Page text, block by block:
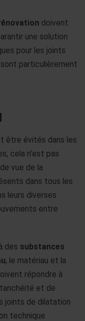
doivent
une solution
pour les joints
particulièrement
être évités dans les
cela n’est pas
vue de la
dans tous les
leurs diverses
entre
des substances
, le matériau et la
répondre à
et de
joints de dilatation
technique